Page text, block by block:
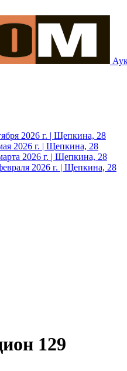
2026 г. | Щепкина, 28
2026 г. | Щепкина, 28
2026 г. | Щепкина, 28
2026 г. | Щепкина, 28
129